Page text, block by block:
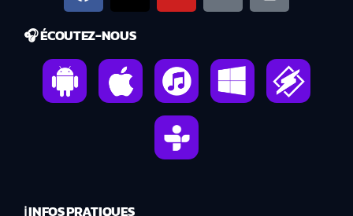
🎧 ÉCOUTEZ-NOUS
ℹ️ INFOS PRATIQUES